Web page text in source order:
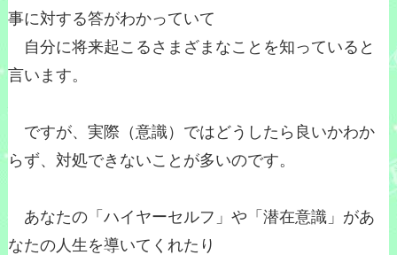
事に対する答がわかっていて
自分に将来起こるさまざまなことを知っていると
言います。
ですが、実際（意識）ではどうしたら良いかわか
らず、対処できないことが多いのです。
あなたの「ハイヤーセルフ」や「潜在意識」があ
なたの人生を導いてくれたり